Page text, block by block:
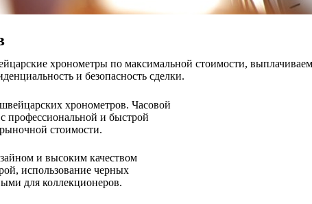
хронометры по максимальной стоимости,
и безопасность сделки.
хронометров. Часовой
профессиональной и быстрой
стоимости.
и высоким качеством
использование черных
для коллекционеров.